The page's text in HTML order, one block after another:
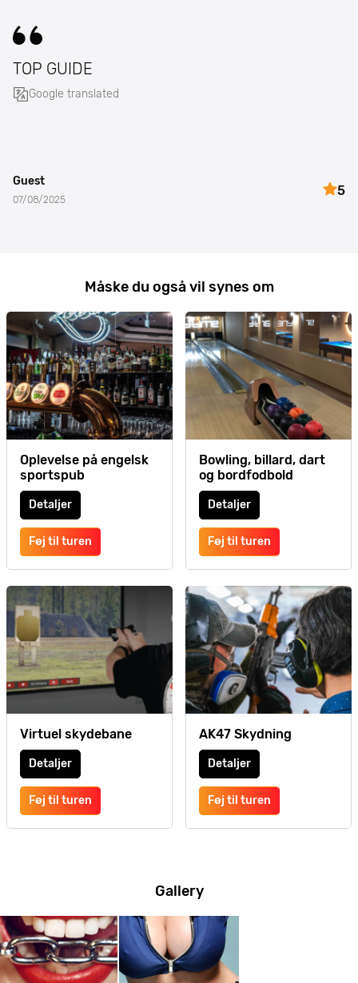
TOP GUIDE
Google translated
Guest
07/08/2025
5
Måske du også vil synes om
Oplevelse på engelsk
sportspub
Detaljer
Føj til turen
Bowling, billard, dart
og bordfodbold
Detaljer
Føj til turen
Virtuel skydebane
Detaljer
Føj til turen
AK47 Skydning
Detaljer
Føj til turen
Gallery